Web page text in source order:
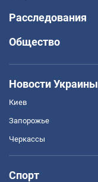
Расследования
Общество
Новости Украины
Киев
Запорожье
Черкассы
Спорт